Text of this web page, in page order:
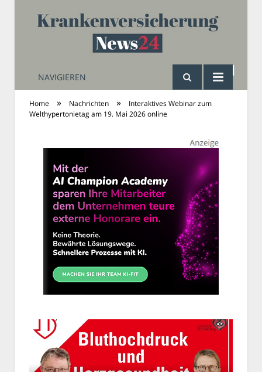
NAVIGIEREN
Home » Nachrichten »
Interaktives Webinar zum
Welthypertonietag am 19. Mai 2026 online